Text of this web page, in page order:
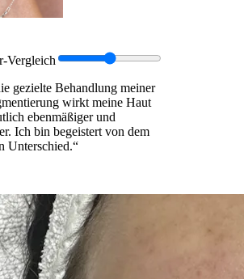
Vergleich
gezielte Behandlung meiner
wirkt meine Haut
ebenmäßiger und
Ich bin begeistert von dem
Unterschied.“